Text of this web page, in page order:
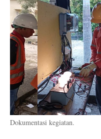
Dokumentasi kegiatan.